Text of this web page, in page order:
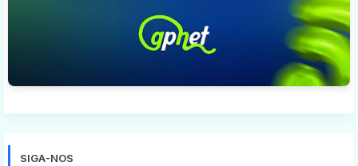
SIGA-NOS